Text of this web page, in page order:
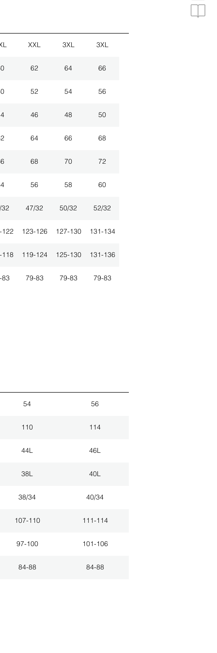
XXL 3XL 3XL
62 64 66
52 54 56
46 48 50
64 66 68
68 70 72
56 58 60
32 47/32 50/32 52/32
122 123-126 127-130 131-134
118 119-124 125-130 131-136
83 79-83 79-83 79-83
54 56
110 114
44L 46L
38L 40L
38/34 40/34
107-110 111-114
97-100 101-106
84-88 84-88